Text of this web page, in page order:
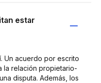
estar
Un acuerdo por escrito
la relación propietario-
disputa. Además, los